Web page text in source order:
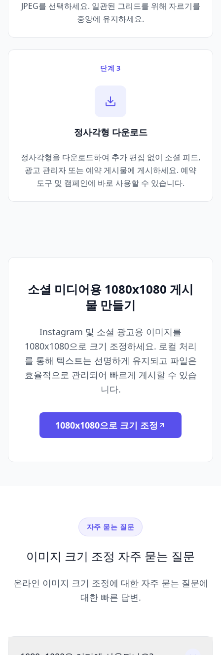
JPEG를 선택하세요. 일관된 그리드를 위해 자르기를
중앙에 유지하세요.
단계 3
정사각형 다운로드
정사각형을 다운로드하여 추가 편집 없이 소셜 피드,
광고 관리자 또는 예약 게시물에 게시하세요. 예약
도구 및 캠페인에 바로 사용할 수 있습니다.
소셜 미디어용 1080x1080 게시
물 만들기
Instagram 및 소셜 광고용 이미지를
1080x1080으로 크기 조정하세요. 로컬 처리
를 통해 텍스트는 선명하게 유지되고 파일은
효율적으로 관리되어 빠르게 게시할 수 있습
니다.
1080x1080으로 크기 조정
자주 묻는 질문
이미지 크기 조정 자주 묻는 질문
온라인 이미지 크기 조정에 대한 자주 묻는 질문에
대한 빠른 답변.